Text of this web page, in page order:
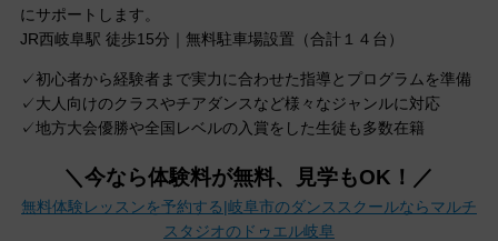
にサポートします。
JR西岐阜駅 徒歩15分｜無料駐車場設置（合計１４台）
✓初心者から経験者まで実力に合わせた指導とプログラムを準備
✓大人向けのクラスやチアダンスなど様々なジャンルに対応
✓地方大会優勝や全国レベルの入賞をした生徒も多数在籍
＼今なら体験料が無料、見学もOK！／
無料体験レッスンを予約する|岐阜市のダンススクールならマルチ
スタジオのドゥエル岐阜